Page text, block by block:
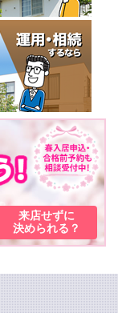
来店せずに
決められる？